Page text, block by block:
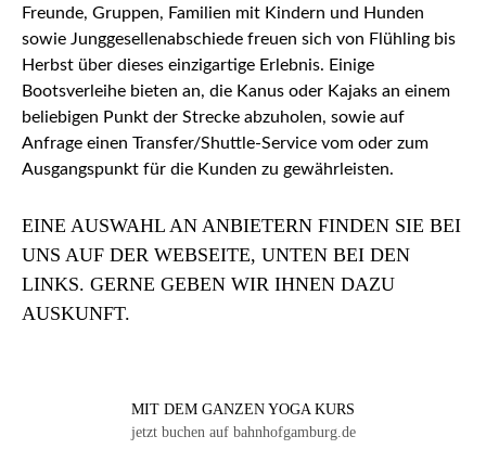
Freunde, Gruppen, Familien mit Kindern und Hunden
sowie Junggesellenabschiede freuen sich von Flühling bis
Herbst über dieses einzigartige Erlebnis. Einige
Bootsverleihe bieten an, die Kanus oder Kajaks an einem
beliebigen Punkt der Strecke abzuholen, sowie auf
Anfrage einen Transfer/Shuttle-Service vom oder zum
Ausgangspunkt für die Kunden zu gewährleisten.
EINE AUSWAHL AN ANBIETERN FINDEN SIE BEI
UNS AUF DER WEBSEITE, UNTEN BEI DEN
LINKS. GERNE GEBEN WIR IHNEN DAZU
AUSKUNFT.
MIT DEM GANZEN YOGA KURS
jetzt buchen auf bahnhofgamburg.de